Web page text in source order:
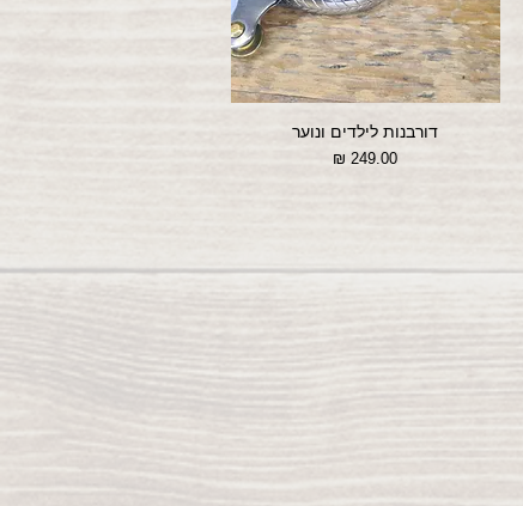
דורבנות לילדים ונוער
מחיר